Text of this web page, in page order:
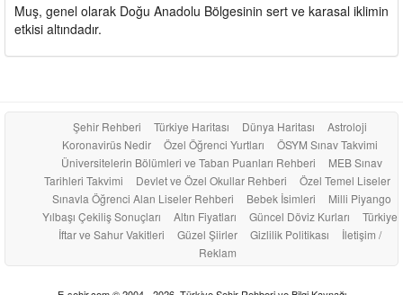
Muş, genel olarak Doğu Anadolu Bölgesinin sert ve karasal iklimin
etkisi altındadır.
Şehir Rehberi Türkiye Haritası Dünya Haritası
Astroloji
Koronavirüs Nedir
Özel Öğrenci Yurtları
ÖSYM Sınav Takvimi
Üniversitelerin Bölümleri ve Taban Puanları Rehberi
MEB Sınav
Tarihleri Takvimi
Devlet ve Özel Okullar Rehberi
Özel Temel Liseler
Sınavla Öğrenci Alan Liseler Rehberi
Bebek İsimleri
Milli Piyango
Yılbaşı Çekiliş Sonuçları
Altın Fiyatları Güncel Döviz Kurları
Türkiye
İftar ve Sahur Vakitleri
Güzel Şiirler Gizlilik Politikası
İletişim /
Reklam